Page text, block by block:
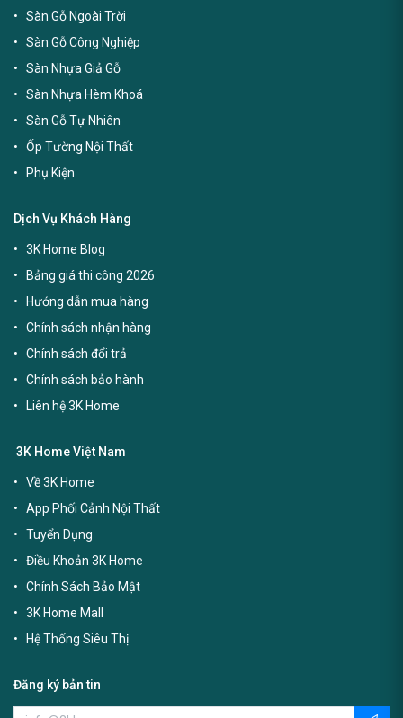
Sàn Gỗ Ngoài Trời
Sàn Gỗ Công Nghiệp
Sàn Nhựa Giả Gỗ
Sàn Nhựa Hèm Khoá
Sàn Gỗ Tự Nhiên
Ốp Tường Nội Thất
Phụ Kiện
Dịch Vụ Khách Hàng
3K Home Blog
Bảng giá thi công 2026
Hướng dẫn mua hàng
Chính sách nhận hàng
Chính sách đổi trả
Chính sách bảo hành
Liên hệ 3K Home
3K Home Việt Nam
Về 3K Home
App Phối Cảnh Nội Thất
Tuyển Dụng
Điều Khoản 3K Home
Chính Sách Bảo Mật
3K Home Mall
Hệ Thống Siêu Thị
Đăng ký bản tin